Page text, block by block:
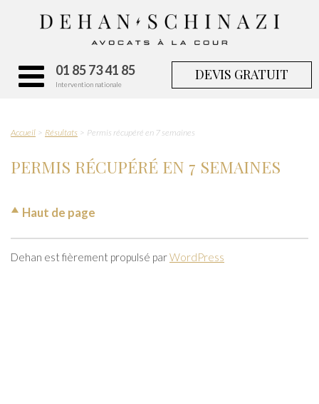
01 85 73 41 85
Intervention nationale
DEVIS GRATUIT
Accueil Résultats Permis récupéré en 7 semaines
PERMIS RÉCUPÉRÉ EN 7 SEMAINES
Haut de page
Dehan est fièrement propulsé parWordPress